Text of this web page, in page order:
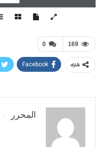
0 169
شارك Facebook
المحرر